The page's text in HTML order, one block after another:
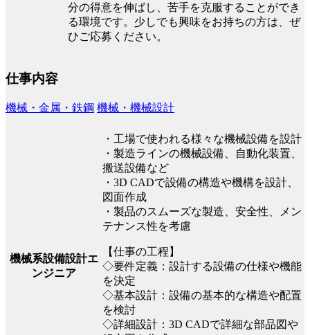
分の得意を伸ばし、苦手を克服することができ
る環境です。少しでも興味をお持ちの方は、ぜ
ひご応募ください。
仕事内容
機械・金属・鉄鋼 機械・機械設計
機械系設備設計エ
ンジニア
・工場で使われる様々な機械設備を設計
・製造ラインの機械設備、自動化装置、
搬送設備など
・3D CADで設備の構造や機構を設計、
図面作成
・製品のスムーズな製造、安全性、メン
テナンス性を考慮
【仕事の工程】
◇要件定義：設計する設備の仕様や機能
を決定
◇基本設計：設備の基本的な構造や配置
を検討
◇詳細設計：3D CADで詳細な部品図や